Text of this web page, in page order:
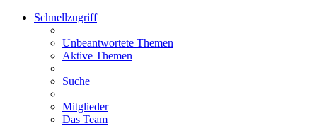
Schnellzugriff
Unbeantwortete Themen
Aktive Themen
Suche
Mitglieder
Das Team